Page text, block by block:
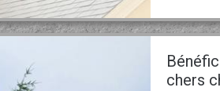
chers